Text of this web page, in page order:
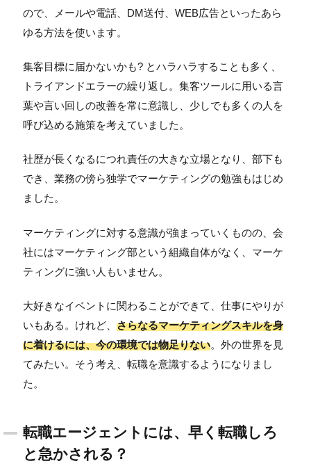
ので、メールや電話、DM送付、WEB広告といったあら
ゆる方法を使います。
集客目標に届かないかも? とハラハラすることも多く、
トライアンドエラーの繰り返し。集客ツールに用いる言
葉や言い回しの改善を常に意識し、少しでも多くの人を
呼び込める施策を考えていました。
社歴が長くなるにつれ責任の大きな立場となり、部下も
でき、業務の傍ら独学でマーケティングの勉強もはじめ
ました。
マーケティングに対する意識が強まっていくものの、会
社にはマーケティング部という組織自体がなく、マーケ
ティングに強い人もいません。
大好きなイベントに関わることができて、仕事にやりが
いもある。けれど、さらなるマーケティングスキルを身
に着けるには、今の環境では物足りない。外の世界を見
てみたい。そう考え、転職を意識するようになりまし
た。
転職エージェントには、早く転職しろ
と急かされる？